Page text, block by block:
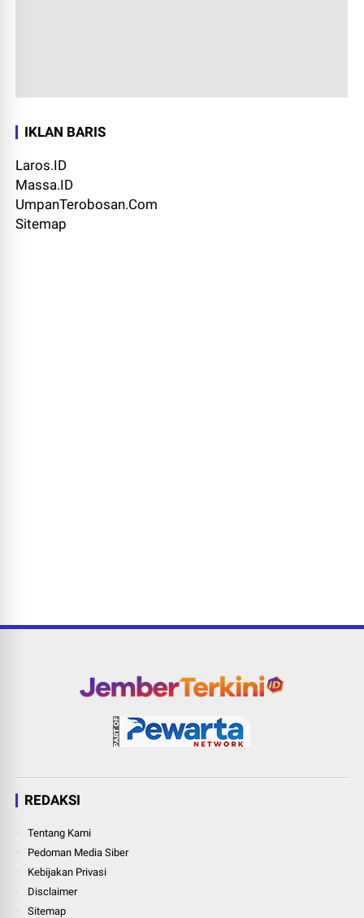
IKLAN BARIS
Laros.ID
Massa.ID
UmpanTerobosan.Com
Sitemap
REDAKSI
Tentang Kami
Pedoman Media Siber
Kebijakan Privasi
Disclaimer
Sitemap